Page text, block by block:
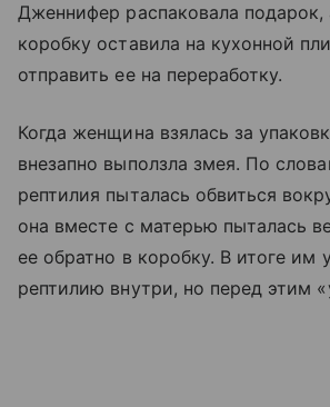
Дженнифер распаковала подарок,
коробку оставила на кухонной
отправить ее на переработку.
Когда женщина взялась за
внезапно выползла змея. По
рептилия пыталась обвиться
она вместе с матерью пыталась
ее обратно в коробку. В итоге им
рептилию внутри, но перед этим